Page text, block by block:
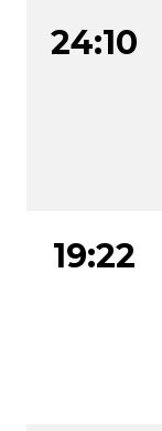
24:10
19:22